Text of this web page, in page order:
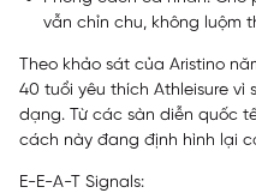
vẫn chỉn chu, không luộm
Theo khảo sát của Aristino
40 tuổi yêu thích Athleisure vì
dạng. Từ các sàn diễn quốc
cách này đang định hình lại
E-E-A-T Signals: